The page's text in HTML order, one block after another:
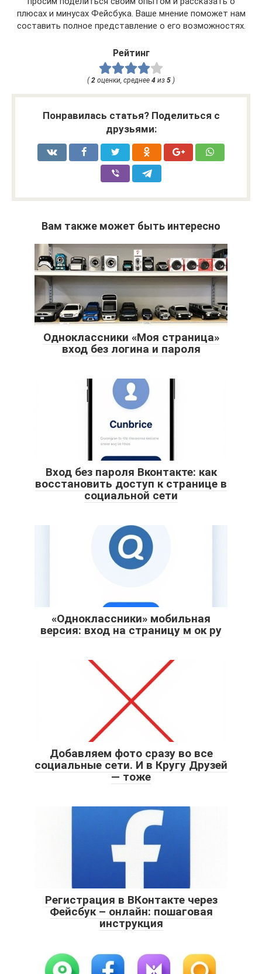
плюсах и минусах Фейсбука. Ваше мнение поможет нам
составить полное представление о его возможностях.
Рейтинг
( 2 оценки, среднее 4 из 5 )
Понравилась статья? Поделиться с
друзьями:
Вам также может быть интересно
Одноклассники «Моя страница»
вход без логина и пароля
Вход без пароля Вконтакте: как
восстановить доступ к странице в
социальной сети
«Одноклассники» мобильная
версия: вход на страницу м ок ру
Добавляем фото сразу во все
социальные сети. И в Кругу Друзей
— тоже
Регистрация в ВКонтакте через
Фейсбук – онлайн: пошаговая
инструкция